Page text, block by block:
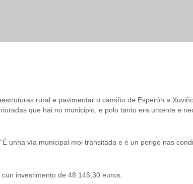
rural e pavimentar o camiño de Esperón a
que hai no municipio, e polo tanto era urxente e
unha vía municipal moi transitada e é un perigo nas
investimento de 48.145,30 euros.